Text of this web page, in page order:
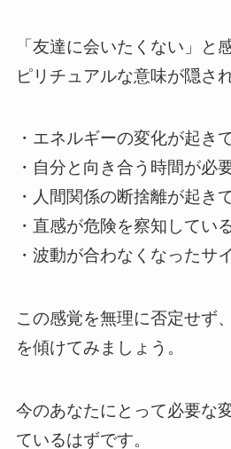
「友達に会いたくない」と
ピリチュアルな意味が隠さ
・エネルギーの変化が起き
・自分と向き合う時間が必
・人間関係の断捨離が起き
・直感が危険を察知してい
・波動が合わなくなったサ
この感覚を無理に否定せず
を傾けてみましょう。
今のあなたにとって必要な
ているはずです。